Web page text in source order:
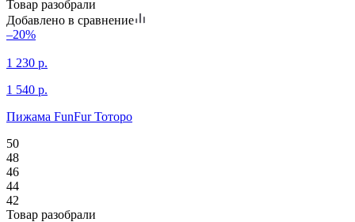
Товар разобрали
Добавлено в сравнение
–20%
1 230 р.
1 540 р.
Пижама FunFur Тоторо
50
48
46
44
42
Товар разобрали